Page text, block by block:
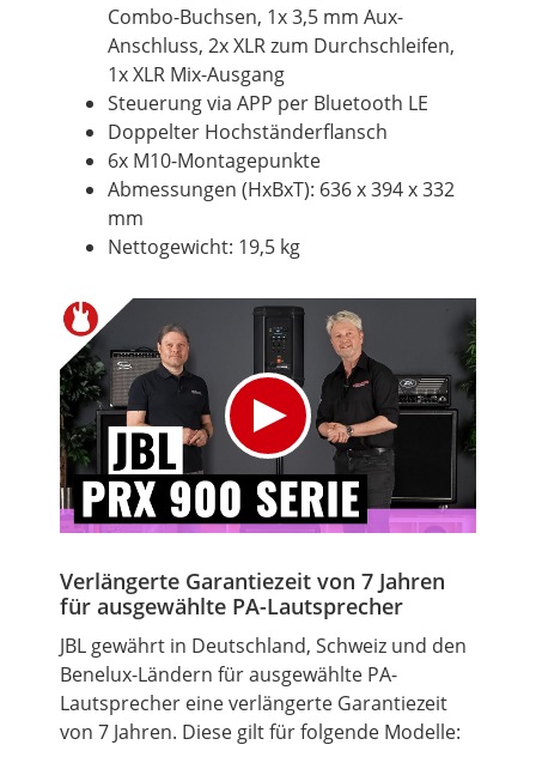
Combo-Buchsen, 1x 3,5 mm Aux-
Anschluss, 2x XLR zum Durchschleifen,
1x XLR Mix-Ausgang
Steuerung via APP per Bluetooth LE
Doppelter Hochständerflansch
6x M10-Montagepunkte
Abmessungen (HxBxT): 636 x 394 x 332
mm
Nettogewicht: 19,5 kg
Verlängerte Garantiezeit von 7 Jahren
für ausgewählte PA-Lautsprecher
JBL gewährt in Deutschland, Schweiz und den
Benelux-Ländern für ausgewählte PA-
Lautsprecher eine verlängerte Garantiezeit
von 7 Jahren. Diese gilt für folgende Modelle: